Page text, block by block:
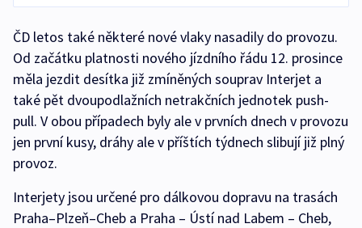
ČD letos také některé nové vlaky nasadily do provozu.
Od začátku platnosti nového jízdního řádu 12. prosince
měla jezdit desítka již zmíněných souprav Interjet a
také pět dvoupodlažních netrakčních jednotek push-
pull. V obou případech byly ale v prvních dnech v provozu
jen první kusy, dráhy ale v příštích týdnech slibují již plný
provoz.
Interjety jsou určené pro dálkovou dopravu na trasách
Praha–Plzeň–Cheb a Praha – Ústí nad Labem – Cheb,